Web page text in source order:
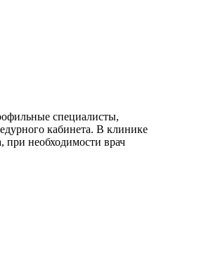
специалисты,
кабинета. В клинике
необходимости врач